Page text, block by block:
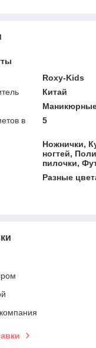
Roxy-Kids
Китай
в
5
Ножнички,
ногтей,
пилочки,
Разные